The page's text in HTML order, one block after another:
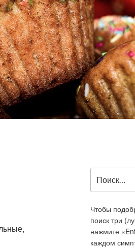
Чтобы
поиск три
нажмите
каждом